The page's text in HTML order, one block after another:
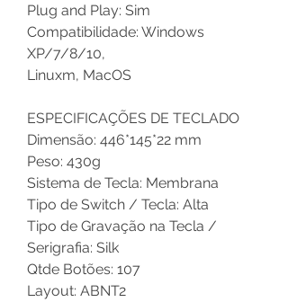
Plug and Play: Sim
Compatibilidade: Windows
XP/7/8/10,
Linuxm, MacOS
ESPECIFICAÇÕES DE TECLADO
Dimensão: 446*145*22 mm
Peso: 430g
Sistema de Tecla: Membrana
Tipo de Switch / Tecla: Alta
Tipo de Gravação na Tecla /
Serigrafia: Silk
Qtde Botões: 107
Layout: ABNT2